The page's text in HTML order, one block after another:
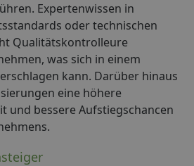
Expertenwissen in
oder technischen
Qualitätskontrolleure
was sich in einem
kann. Darüber hinaus
eine höhere
und bessere Aufstiegschancen